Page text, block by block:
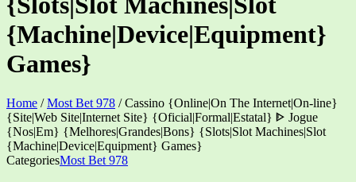
{Machine|Device|Equipment}
Games}
Home /Most Bet 978 /Cassino {Online|On The Internet|On-line}
{Site|Web Site|Internet Site} {Oficial|Formal|Estatal} ᐈ Jogue
{Nos|Em} {Melhores|Grandes|Bons} {Slots|Slot Machines|Slot
{Machine|Device|Equipment} Games}
CategoriesMost Bet 978